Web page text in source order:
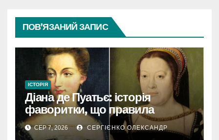
ПОВ’ЯЗАНИЙ ЗАПИС
ІСТОРІЯ
Діана де Пуатьє: історія
фаворитки, що правила
Францією
СЕР 7, 2026 СЕРГІЄНКО ОЛЕКСАНДР